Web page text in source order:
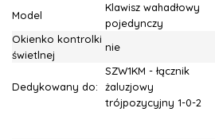
Model
Klawisz wahadłowy
pojedynczy
Okienko kontrolki
świetlnej
nie
Dedykowany do:
SZW1KM - łącznik
żaluzjowy
trójpozycyjny 1-0-2